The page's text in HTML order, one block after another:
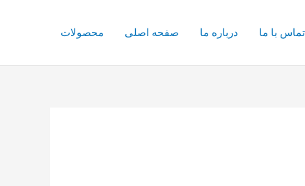
تماس با ما درباره ما صفحه اصلی محصولات